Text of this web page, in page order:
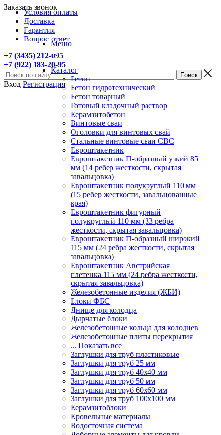
Условия оплаты
Доставка
Гарантия
Вопрос-ответ
+7 (3435) 212-095
+7 (922) 183-20-95
Заказать звонок
Вход Регистрация
Меню
Каталог
Бетон
Бетон гидротехнический
Бетон товарный
Готовый кладочный раствор
Керамзитобетон
Винтовые сваи
Оголовки для винтовых свай
Стальные винтовые сваи СВС
Евроштакетник
Евроштакетник П-образный узкий 85
мм (14 ребер жесткости, скрытая
завальцовка)
Евроштакетник полукруглый 110 мм
(15 ребер жесткости, завальцованные
края)
Евроштакетник фигурный
полукруглый 110 мм (33 ребра
жесткости, скрытая завальцовка)
Евроштакетник П-образный широкий
115 мм (24 ребра жесткости, скрытая
завальцовка)
Евроштакетник Австрийская
плетенка 115 мм (24 ребра жесткости,
скрытая завальцовка)
Железобетонные изделия (ЖБИ)
Блоки ФБС
Днище для колодца
Дырчатые блоки
Железобетонные кольца для колодцев
Железобетонные плиты перекрытия
... Показать все
Заглушки для труб пластиковые
Заглушки для труб 25 мм
Заглушки для труб 40х40 мм
Заглушки для труб 50 мм
Заглушки для труб 60х60 мм
Заглушки для труб 100х100 мм
Керамзитоблоки
Кровельные материалы
Водосточная система